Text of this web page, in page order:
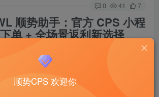
0 41 7
顺势助手：官方 CPS 小程
单 + 全场景返利新选择
本地生活服务深度融合的今天，一款
与私域玩家的刚需。SHUNSHIWL 顺势助
顺势CPS 欢迎你